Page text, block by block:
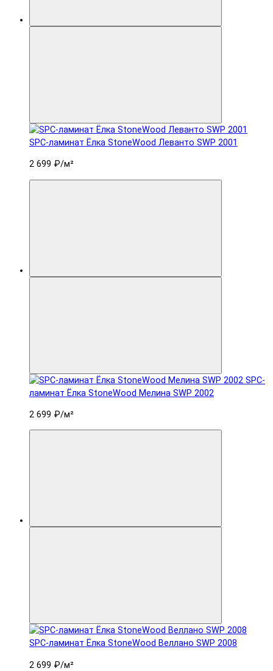
SPC-ламинат Ëлка StoneWood Леванто SWP 2001
2 699 ₽/м²
SPC-
ламинат Ëлка StoneWood Мелина SWP 2002
2 699 ₽/м²
SPC-ламинат Ëлка StoneWood Веллано SWP 2008
2 699 ₽/м²